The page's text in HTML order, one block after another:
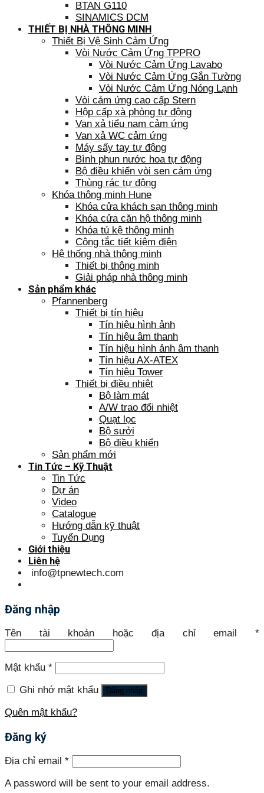
BTAN G110
SINAMICS DCM
THIẾT BỊ NHÀ THÔNG MINH
Thiết Bị Vệ Sinh Cảm Ứng
Vòi Nước Cảm Ứng TPPRO
Vòi Nước Cảm Ứng Lavabo
Vòi Nước Cảm Ứng Gắn Tường
Vòi Nước Cảm Ứng Nóng Lạnh
Vòi cảm ứng cao cấp Stern
Hộp cấp xà phòng tự động
Van xả tiểu nam cảm ứng
Van xả WC cảm ứng
Máy sấy tay tự động
Bình phun nước hoa tự động
Bộ điều khiển vòi sen cảm ứng
Thùng rác tự động
Khóa thông minh Hune
Khóa cửa khách sạn thông minh
Khóa cửa căn hộ thông minh
Khóa tủ kệ thông minh
Công tắc tiết kiệm điện
Hệ thống nhà thông minh
Thiết bị thông minh
Giải pháp nhà thông minh
Sản phẩm khác
Pfannenberg
Thiết bị tín hiệu
Tín hiệu hình ảnh
Tín hiệu âm thanh
Tín hiệu hình ảnh âm thanh
Tín hiệu AX-ATEX
Tín hiệu Tower
Thiết bị điều nhiệt
Bộ làm mát
A/W trao đổi nhiệt
Quạt lọc
Bộ sưởi
Bộ điều khiển
Sản phẩm mới
Tin Tức – Kỹ Thuật
Tin Tức
Dự án
Video
Catalogue
Hướng dẫn kỹ thuật
Tuyển Dụng
Giới thiệu
Liên hệ
info@tpnewtech.com
Đăng nhập
Tên tài khoản hoặc địa chỉ email *
Mật khẩu *
Ghi nhớ mật khẩu Đăng nhập
Quên mật khẩu?
Đăng ký
Địa chỉ email *
A password will be sent to your email address.